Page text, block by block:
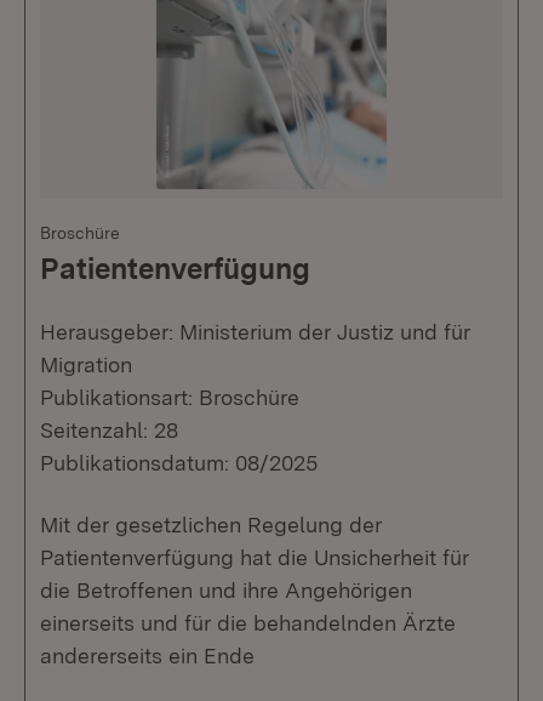
Broschüre
Patientenverfügung
Herausgeber: Ministerium der Justiz und für
Migration
Publikationsart: Broschüre
Seitenzahl: 28
Publikationsdatum: 08/2025
Mit der gesetzlichen Regelung der
Patientenverfügung hat die Unsicherheit für
die Betroffenen und ihre Angehörigen
einerseits und für die behandelnden Ärzte
andererseits ein Ende